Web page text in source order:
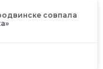
совпала